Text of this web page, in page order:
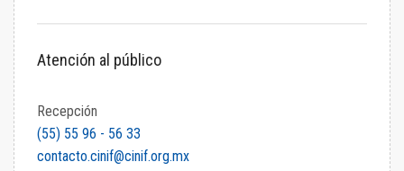
Atención al público
Recepción
(55) 55 96 - 56 33
contacto.cinif@cinif.org.mx